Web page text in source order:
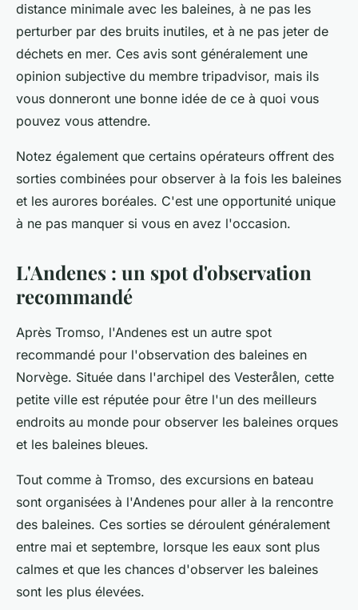
distance minimale avec les baleines, à ne pas les
perturber par des bruits inutiles, et à ne pas jeter de
déchets en mer. Ces avis sont généralement une
opinion subjective du membre tripadvisor, mais ils
vous donneront une bonne idée de ce à quoi vous
pouvez vous attendre.
Notez également que certains opérateurs offrent des
sorties combinées pour observer à la fois les baleines
et les aurores boréales. C'est une opportunité unique
à ne pas manquer si vous en avez l'occasion.
L'Andenes : un spot d'observation
recommandé
Après Tromso, l'Andenes est un autre spot
recommandé pour l'observation des baleines en
Norvège. Située dans l'archipel des Vesterålen, cette
petite ville est réputée pour être l'un des meilleurs
endroits au monde pour observer les baleines orques
et les baleines bleues.
Tout comme à Tromso, des excursions en bateau
sont organisées à l'Andenes pour aller à la rencontre
des baleines. Ces sorties se déroulent généralement
entre mai et septembre, lorsque les eaux sont plus
calmes et que les chances d'observer les baleines
sont les plus élevées.